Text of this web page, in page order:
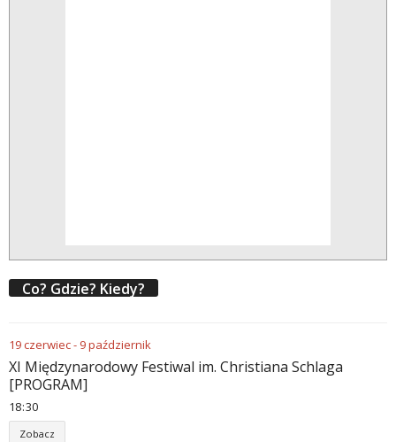
Co? Gdzie? Kiedy?
19czerwiec- 9październik
XI Międzynarodowy Festiwal im. Christiana Schlaga
[PROGRAM]
18:30
Zobacz